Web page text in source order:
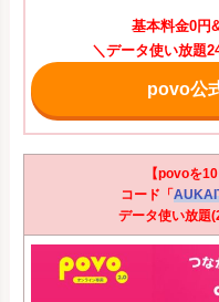
基本料金0円
＼データ使い放題
povo公
【povoを
コード「
データ使い放題